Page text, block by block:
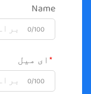
Name
0/100
ای میل
0/100